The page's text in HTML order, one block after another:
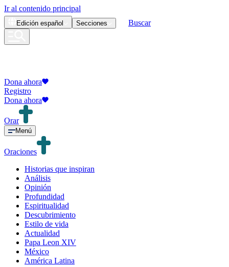
Ir al contenido principal
Edición español Secciones Buscar
Dona ahora
Registro
Dona ahora
Orar
Menú
Oraciones
Historias que inspiran
Análisis
Opinión
Profundidad
Espiritualidad
Descubrimiento
Estilo de vida
Actualidad
Papa Leon XIV
México
América Latina